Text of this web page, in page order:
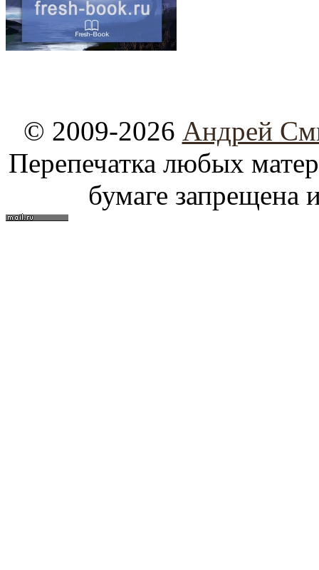
© 2009-2026 Андрей
Перепечатка любых
бумаге запрещена